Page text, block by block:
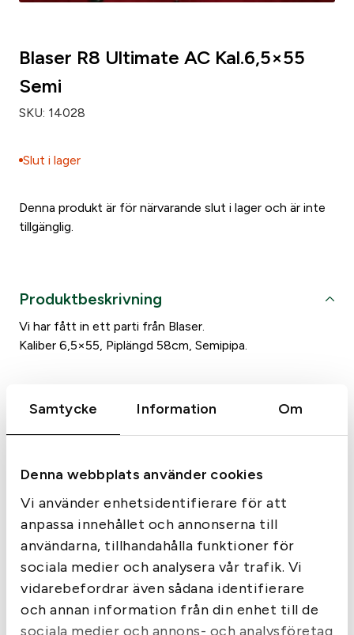
Samtycke Information Om
Denna webbplats använder cookies
Vi använder enhetsidentifierare för att
anpassa innehållet och annonserna till
användarna, tillhandahålla funktioner för
sociala medier och analysera vår trafik. Vi
vidarebefordrar även sådana identifierare
och annan information från din enhet till de
sociala medier och annons- och analysföretag
Blaser R8 Ultimate AC Kal.6,5×55
Semi
SKU: 14028
Slut i lager
Denna produkt är för närvarande slut i lager och är inte
tillgänglig.
Produktbeskrivning
Vi har fått in ett parti från Blaser.
Kaliber 6,5×55, Piplängd 58cm, Semipipa.
Liknande produkter